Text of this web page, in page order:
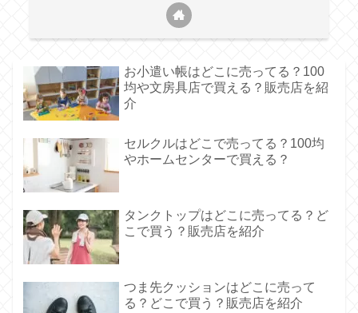
お小遣い帳はどこに売ってる？100
均や文房具店で買える？販売店を紹
介
セルクルはどこで売ってる？100均
やホームセンターで買える？
タンクトップはどこに売ってる？ど
こで買う？販売店を紹介
つま先クッションはどこに売って
る？どこで買う？販売店を紹介